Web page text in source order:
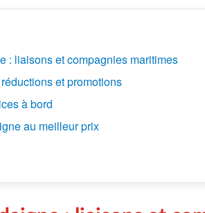
: liaisons et compagnies maritimes
et promotions
à bord
au meilleur prix